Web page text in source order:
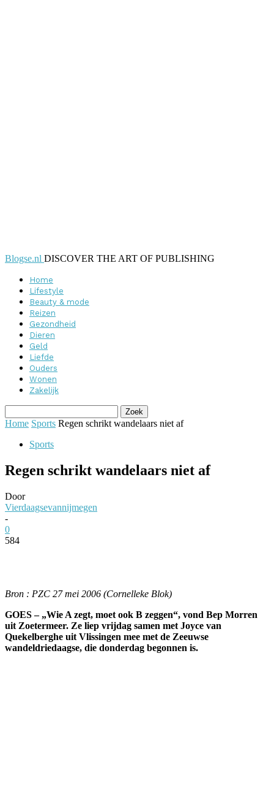
Blogse.nl DISCOVER THE ART OF PUBLISHING
Home
Lifestyle
Beauty & mode
Reizen
Gezondheid
Dieren
Geld
Liefde
Ouders
Wonen
Zakelijk
Home Sports Regen schrikt wandelaars niet af
Sports
Regen schrikt wandelaars niet af
Door
Vierdaagsevannijmegen
-
0
584
Bron : PZC 27 mei 2006 (Cornelleke Blok)
GOES – „Wie A zegt, moet ook B zeggen“, vond Bep Morren
uit Zoetermeer. Ze liep vrijdag samen met Joyce van
Quekelberghe uit Vlissingen mee met de Zeeuwse
wandeldriedaagse, die donderdag begonnen is.